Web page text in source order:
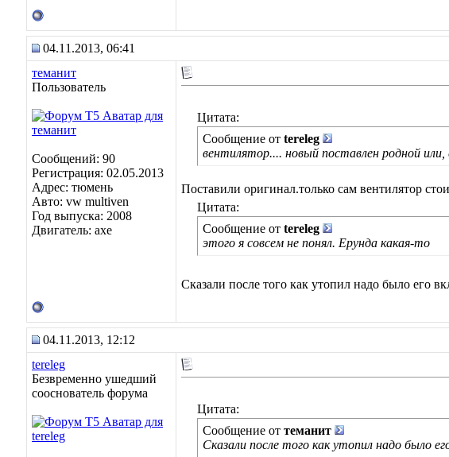
04.11.2013, 06:41
теманит
Пользователь
Сообщений: 90
Регистрация: 02.05.2013
Адрес: тюмень
Авто: vw multiven
Год выпуска: 2008
Двигатель: axe
Цитата:
Сообщение от tereleg
вентилятор.... новый поставлен родной
Поставили оригинал.только сам вентилятор
Цитата:
Сообщение от tereleg
этого я совсем не понял. Ерунда какая-то
Сказали после того как утопил надо было его
04.11.2013, 12:12
tereleg
Безвременно ушедший
сооснователь форума
Цитата:
Сообщение от теманит
Сказали после того как утопил надо было